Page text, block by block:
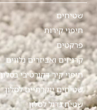
שטיחים
חיפוי קירות
פרקטים
קרניזים ואביזרים נלווים
חיפוי קיר דקורטיבי בסלון
שטיחים יוקרתיים לסלון
שטיח גדול לסלון